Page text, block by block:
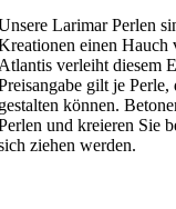
Larimar Perlen
einen
verleiht diesem
gilt je
können.
und kreieren Sie
ziehen werden.